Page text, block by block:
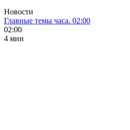
Новости
Главные темы часа. 02:00
02:00
4 мин